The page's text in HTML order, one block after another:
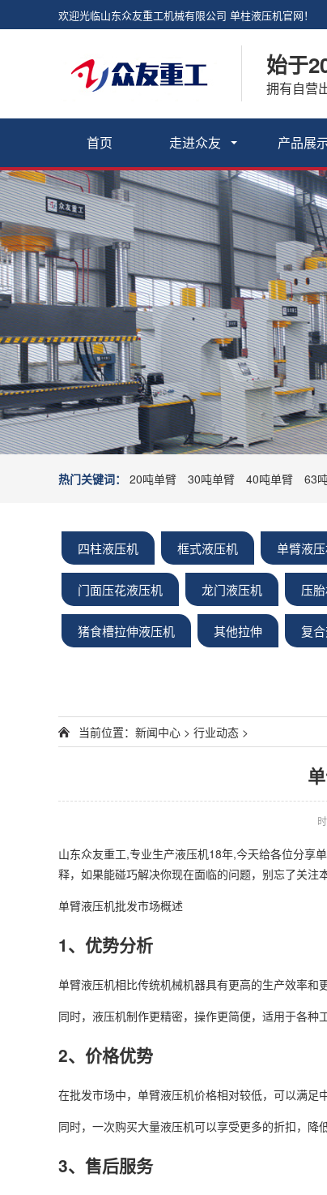
欢迎光临山东众友重工机械有限公司 单柱液压机官网！
始于
拥有自营
首页 走进众友 产品展
热门关键词： 20吨单臂 30吨单臂 40吨单臂 63
四柱液压机 框式液压机 单臂液
门面压花液压机 龙门液压机 压
猪食槽拉伸液压机 其他拉伸 复
当前位置： 新闻中心 > 行业动态 >
山东众友重工,专业生产液压机18年,今天给各位分享
释，如果能碰巧解决你现在面临的问题，别忘了关注
单臂液压机批发市场概述
1、优势分析
单臂液压机相比传统机械机器具有更高的生产效率和
同时，液压机制作更精密，操作更简便，适用于各种
2、价格优势
在批发市场中，单臂液压机价格相对较低，可以满足
同时，一次购买大量液压机可以享受更多的折扣，降
3、售后服务